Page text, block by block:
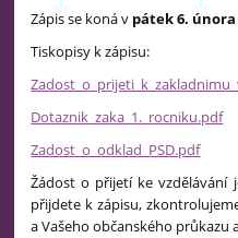
tříd
Zápis se koná v pátek 6. února
Tiskopisy k zápisu:
Dotaznik_zaka_1._rocniku.pdf
Zadost_o_odklad_PSD.pdf
Žádost o přijetí ke vzdělávání
přijdete k zápisu,
a Vašeho občanského průkazu